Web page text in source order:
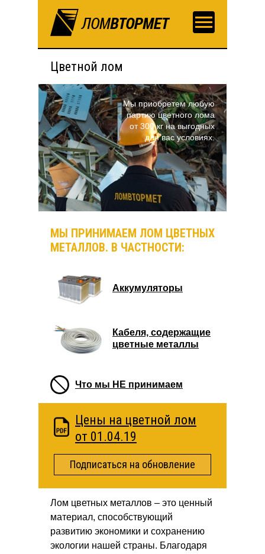
Цветной лом
Мы приобретем любую
партию цветного лома
от 300 кг на выгодных
для вас условиях.
МЫ ПРИНИМАЕМ ЛОМ ЦВЕТНЫХ
МЕТАЛЛОВ. В ЧАСТНОСТИ:
Аккумуляторы
Кабеля, содержащие
цветные металлы
Что мы НЕ принимаем
Цены на цветной лом
от 01.04.19
Подписаться на обновление
Лом цветных металлов – это ценный
материал, способствующий
развитию экономики и сохранению
экологии нашей страны. Благодаря